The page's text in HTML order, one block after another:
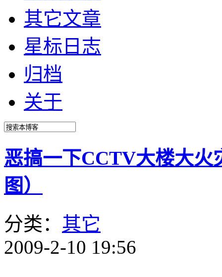
其它文章
星标日志
归档
关于
恶搞一下CCTV大楼大火
图）
分类： 其它
2009-2-10 19:56